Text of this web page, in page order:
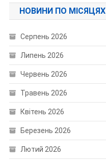
НОВИНИ ПО МІСЯЦЯХ
Серпень 2026
Липень 2026
Червень 2026
Травень 2026
Квітень 2026
Березень 2026
Лютий 2026